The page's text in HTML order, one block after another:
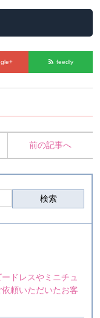
feedly
前の記事へ
ドレスやミニチュ
頼いただいたお客